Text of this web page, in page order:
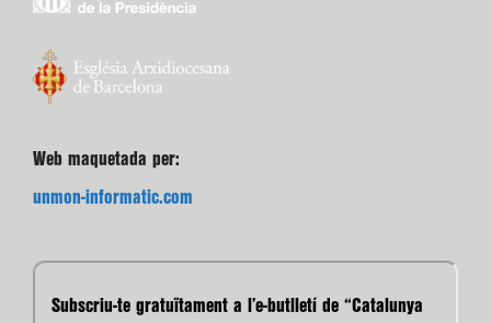
Web maquetada per:
unmon-informatic.com
Subscriu-te gratuïtament a l’e-butlletí de “Catalunya